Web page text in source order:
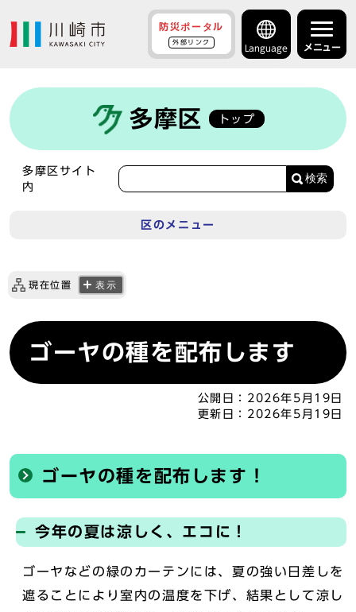
防災ポータル
外部リンク
Language メニュー
多摩区 トップ
多摩区サイト
内
検索
区のメニュー
現在位置 表示
ゴーヤの種を配布します
公開日： 2026年5月19日
更新日： 2026年5月19日
ゴーヤの種を配布します！
今年の夏は涼しく、エコに！
ゴーヤなどの緑のカーテンには、夏の強い日差しを
遮ることにより室内の温度を下げ、結果として涼し